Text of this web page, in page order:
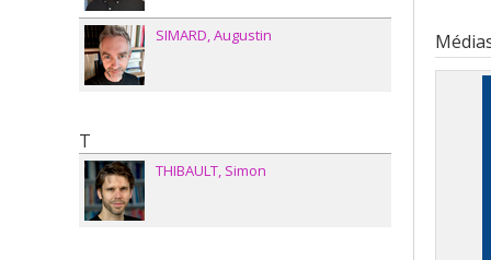
Cycle
Lien
SIMARD Augustin
T
THIBAULT Simon